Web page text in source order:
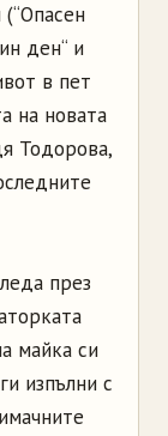
ден“ и
в пет
на новата
Тодорова,
през
майка си
изпълни с